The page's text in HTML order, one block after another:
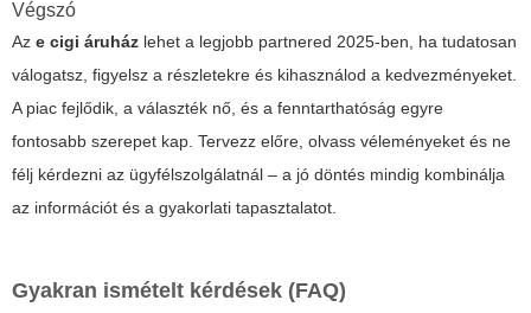
Végszó
Az e cigi áruház lehet a legjobb partnered 2025-ben, ha tudatosan
válogatsz, figyelsz a részletekre és kihasználod a kedvezményeket.
A piac fejlődik, a választék nő, és a fenntarthatóság egyre
fontosabb szerepet kap. Tervezz előre, olvass véleményeket és ne
félj kérdezni az ügyfélszolgálatnál – a jó döntés mindig kombinálja
az információt és a gyakorlati tapasztalatot.
Gyakran ismételt kérdések (FAQ)